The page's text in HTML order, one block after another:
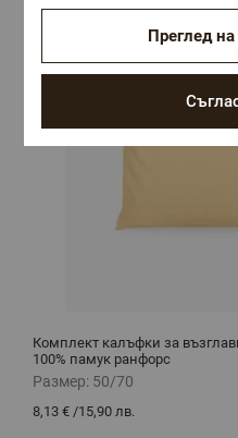
Комплект калъфки за
100% памук ранфорс
Размер: 50/70
8,13 € /15,90 лв.
Преглед